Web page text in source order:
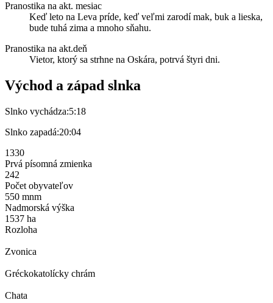
Pranostika na akt. mesiac
Keď leto na Leva príde, keď veľmi zarodí mak, buk a lieska,
bude tuhá zima a mnoho sňahu.
Pranostika na akt.deň
Vietor, ktorý sa strhne na Oskára, potrvá štyri dni.
Východ a západ slnka
Slnko vychádza:5:18
Slnko zapadá:20:04
1330
Prvá písomná zmienka
242
Počet obyvateľov
550 mnm
Nadmorská výška
1537 ha
Rozloha
Zvonica
Gréckokatolícky chrám
Chata